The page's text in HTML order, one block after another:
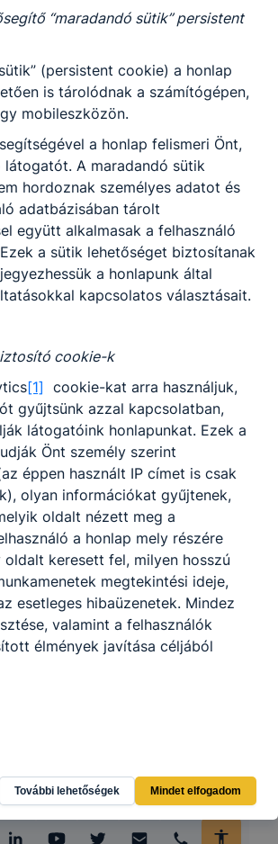
Partnereink
“maradandó sütik” persistent
(persistent cookie) a honlap
is tárolódnak a számítógépen,
mobileszközön.
a honlap felismeri Önt,
látogatót. A maradandó sütik
hordoznak személyes adatot és
adatbázisában tárolt
együtt alkalmasak a felhasználó
a sütik lehetőséget biztosítanak
a honlapunk által
kapcsolatos választásait.
cookie-k
[1] cookie-kat arra használjuk,
gyűjtsünk azzal kapcsolatban,
látogatóink honlapunkat. Ezek a
Önt személy szerint
éppen használt IP címet is csak
olyan információkat gyűjtenek,
oldalt nézett meg a
a honlap mely részére
keresett fel, milyen hosszú
megtekintési ideje,
esetleges hibaüzenetek. Mindez
valamint a felhasználók
élmények javítása céljából
és hogyan tudja kikapcsolni a
További lehetőségek Mindet elfogadom